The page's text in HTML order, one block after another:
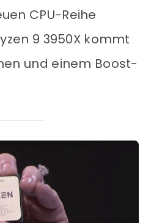
CPU-Reihe
9 3950X kommt
und einem Boost-